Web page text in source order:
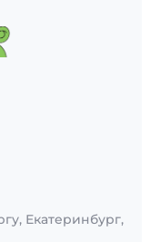
Екатеринбург,